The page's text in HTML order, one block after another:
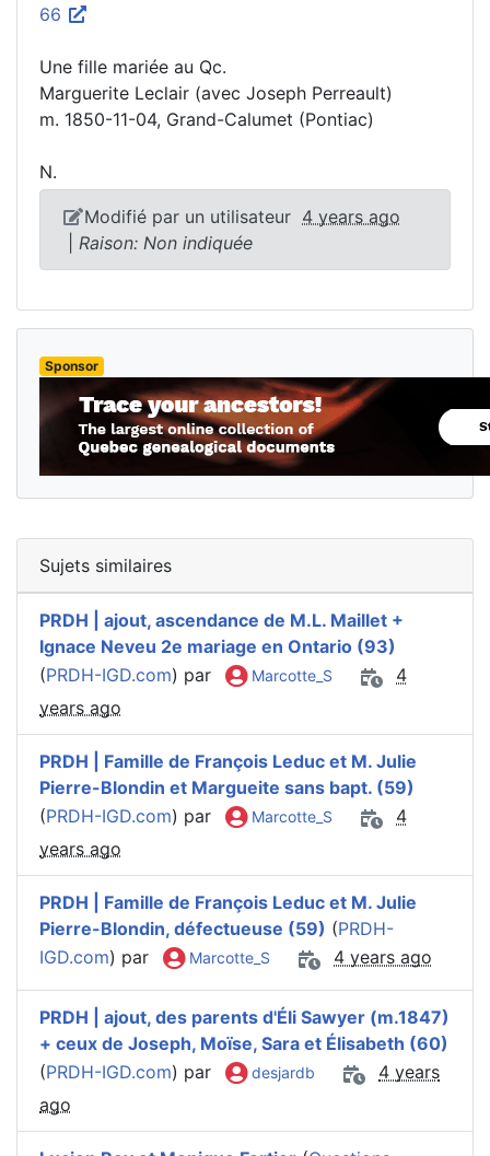
66
Une fille mariée au Qc.
Marguerite Leclair (avec Joseph Perreault)
m. 1850-11-04, Grand-Calumet (Pontiac)
N.
Modifié par un utilisateur 4 years ago
Raison: Non indiquée
Sponsor
Sujets similaires
PRDH | ajout, ascendance de M.L. Maillet +
Ignace Neveu 2e mariage en Ontario (93)
(PRDH-IGD.com) par Marcotte_S
4
years ago
PRDH | Famille de François Leduc et M. Julie
Pierre-Blondin et Margueite sans bapt. (59)
(PRDH-IGD.com) par Marcotte_S
4
years ago
PRDH | Famille de François Leduc et M. Julie
Pierre-Blondin, défectueuse (59) (PRDH-
IGD.com) par Marcotte_S 4 years ago
PRDH | ajout, des parents d'Éli Sawyer (m.1847)
+ ceux de Joseph, Moïse, Sara et Élisabeth (60)
(PRDH-IGD.com) par desjardb
4 years
ago